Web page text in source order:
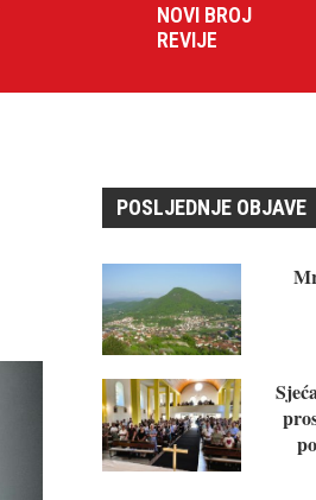
NOVI BROJ
REVIJE
POSLJEDNJE OBJAVE